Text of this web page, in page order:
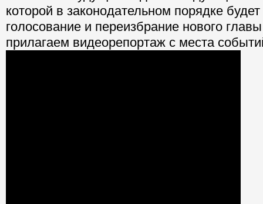
которой в законодательном порядке
голосование и переизбрание нового
прилагаем видеорепортаж с места